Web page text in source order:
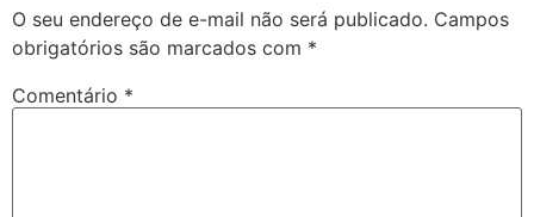
O seu endereço de e-mail não será publicado. Campos
obrigatórios são marcados com *
Comentário *